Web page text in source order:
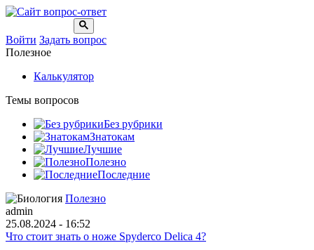
Войти Задать вопрос
Полезное
Калькулятор
Темы вопросов
Без рубрики
Знатокам
Лучшие
Полезно
Последние
Полезно
admin
25.08.2024 - 16:52
Что стоит знать о ноже Spyderco Delica 4?